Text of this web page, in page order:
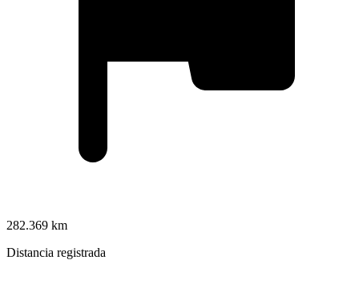
282.369 km
Distancia registrada